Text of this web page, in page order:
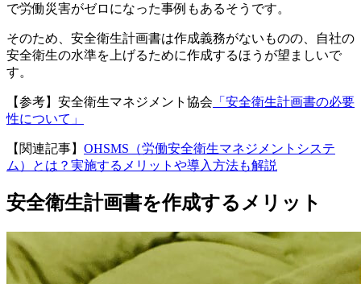
で労働災害がゼロになった事例もあるそうです。
そのため、安全衛生計画書は作成義務がないものの、自社の
安全衛生の水準を上げるために作成するほうが望ましいで
す。
【参考】安全衛生マネジメント協会 「安全衛生計画書の必要
性について」
【関連記事】 OHSMS（労働安全衛生マネジメントシステ
ム）とは？実施するメリットや導入方法も解説
安全衛生計画書を作成するメリット